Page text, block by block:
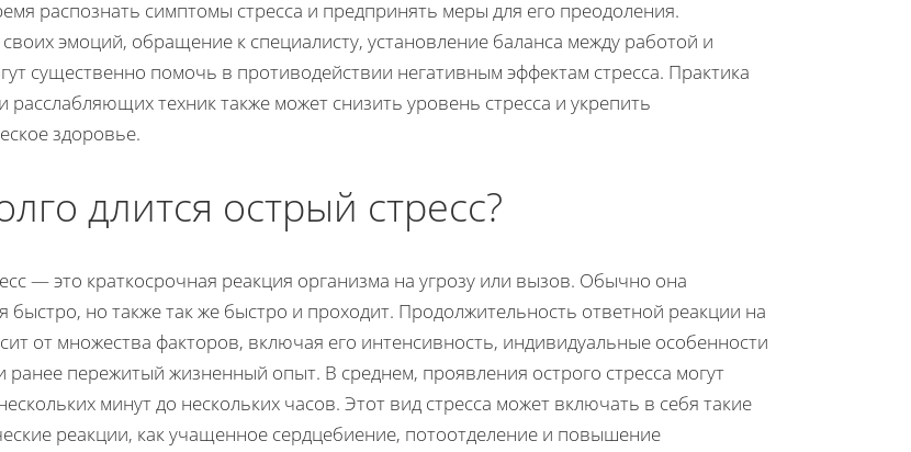
распознать симптомы стресса и предпринять меры для его преодоления.
эмоций, обращение к специалисту, установление баланса между работой и
существенно помочь в противодействии негативным эффектам стресса. Практика
расслабляющих техник также может снизить уровень стресса и укрепить
здоровье.
длится острый стресс?
— это краткосрочная реакция организма на угрозу или вызов. Обычно она
быстро, но также так же быстро и проходит. Продолжительность ответной реакции на
от множества факторов, включая его интенсивность, индивидуальные особенности
ранее пережитый жизненный опыт. В среднем, проявления острого стресса могут
минут до нескольких часов. Этот вид стресса может включать в себя такие
реакции, как учащенное сердцебиение, потоотделение и повышение